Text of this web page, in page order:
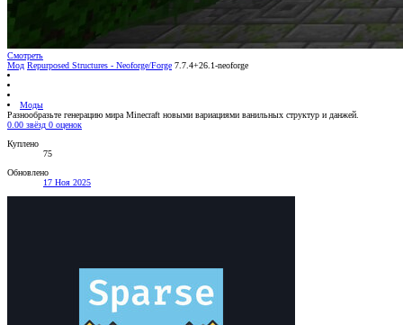
Смотреть
Мод Repurposed Structures - Neoforge/Forge 7.7.4+26.1-neoforge
Моды
Разнообразьте генерацию мира Minecraft новыми вариациями ванильных структур и данжей.
0.00 звёзд 0 оценок
Куплено
75
Обновлено
17 Ноя 2025